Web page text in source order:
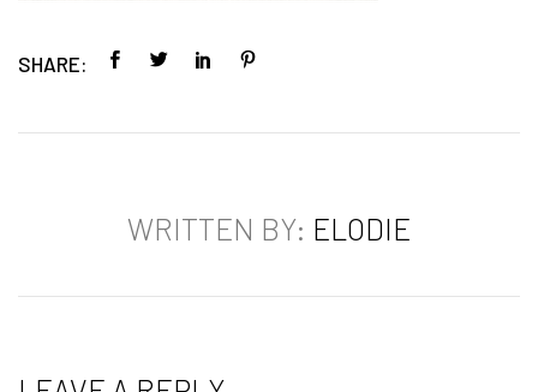
SHARE:
WRITTEN BY: ELODIE